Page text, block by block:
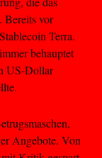
Bereits vor
Terra.
behauptet
US-Dollar
Angebote. Von